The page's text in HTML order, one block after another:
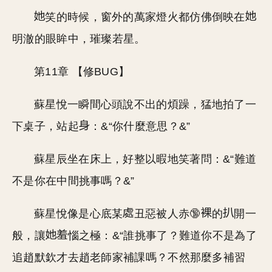
笑的時候，窗外的萬家燈火都仿佛倒映在
明澈的眼眸中，璀璨若星。
第11章 【修BUG】
蘇星悅一瞬間心頭說不出的煩躁，猛地拍了一
下桌子，站起
：&“你什麼意思？&”
蘇星辰坐在床上，好整以暇地笑著問：&“難道
不是你在中間挑事嗎？&”
蘇星悅像是心底某 丑惡被人赤🔞 的
開一
般，讓
惱之極：&“誰挑事了？難道你不是為了
追趙默欽才去趙老師家補課嗎？不然那麼多補習